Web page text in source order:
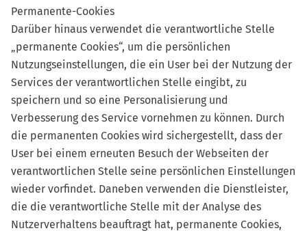
Permanente-Cookies
Darüber hinaus verwendet die verantwortliche Stelle
„permanente Cookies“, um die persönlichen
Nutzungseinstellungen, die ein User bei der Nutzung der
Services der verantwortlichen Stelle eingibt, zu
speichern und so eine Personalisierung und
Verbesserung des Service vornehmen zu können. Durch
die permanenten Cookies wird sichergestellt, dass der
User bei einem erneuten Besuch der Webseiten der
verantwortlichen Stelle seine persönlichen Einstellungen
wieder vorfindet. Daneben verwenden die Dienstleister,
die die verantwortliche Stelle mit der Analyse des
Nutzerverhaltens beauftragt hat, permanente Cookies,